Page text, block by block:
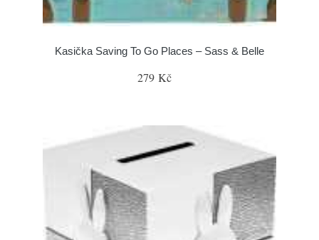
Kasička Saving To Go Places – Sass & Belle
279 Kč